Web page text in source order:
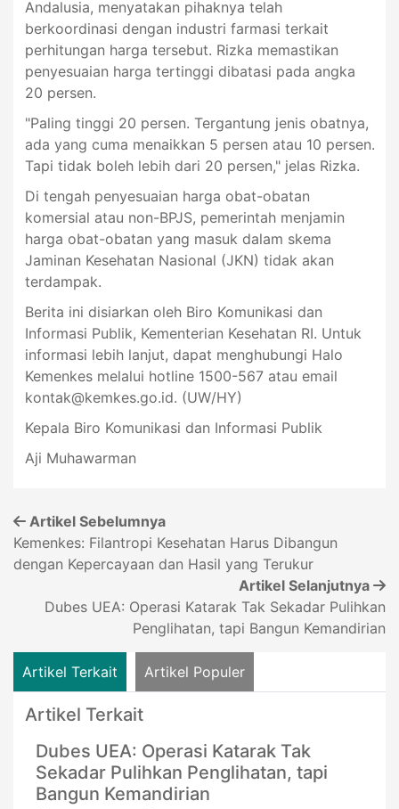
Andalusia, menyatakan pihaknya telah
berkoordinasi dengan industri farmasi terkait
perhitungan harga tersebut. Rizka memastikan
penyesuaian harga tertinggi dibatasi pada angka
20 persen.
"Paling tinggi 20 persen. Tergantung jenis obatnya,
ada yang cuma menaikkan 5 persen atau 10 persen.
Tapi tidak boleh lebih dari 20 persen," jelas Rizka.
Di tengah penyesuaian harga obat-obatan
komersial atau non-BPJS, pemerintah menjamin
harga obat-obatan yang masuk dalam skema
Jaminan Kesehatan Nasional (JKN) tidak akan
terdampak.
Berita ini disiarkan oleh Biro Komunikasi dan
Informasi Publik, Kementerian Kesehatan RI. Untuk
informasi lebih lanjut, dapat menghubungi Halo
Kemenkes melalui hotline 1500-567 atau email
kontak@kemkes.go.id. (UW/HY)
Kepala Biro Komunikasi dan Informasi Publik
Aji Muhawarman
Artikel Sebelumnya
Kemenkes: Filantropi Kesehatan Harus Dibangun
dengan Kepercayaan dan Hasil yang Terukur
Artikel Selanjutnya
Dubes UEA: Operasi Katarak Tak Sekadar Pulihkan
Penglihatan, tapi Bangun Kemandirian
Artikel Terkait Artikel Populer
Artikel Terkait
Dubes UEA: Operasi Katarak Tak
Sekadar Pulihkan Penglihatan, tapi
Bangun Kemandirian